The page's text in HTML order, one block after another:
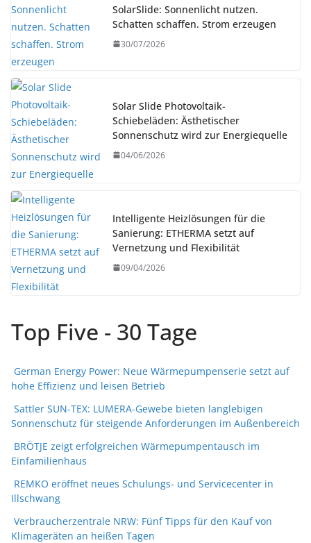
SolarSlide: Sonnenlicht nutzen.
Schatten schaffen. Strom erzeugen
30/07/2026
Solar Slide Photovoltaik-
Schiebeläden: Ästhetischer
Sonnenschutz wird zur Energiequelle
04/06/2026
Intelligente Heizlösungen für die
Sanierung: ETHERMA setzt auf
Vernetzung und Flexibilität
09/04/2026
Top Five - 30 Tage
German Energy Power: Neue Wärmepumpenserie setzt auf
hohe Effizienz und leisen Betrieb
Sattler SUN-TEX: LUMERA-Gewebe bieten langlebigen
Sonnenschutz für steigende Anforderungen im Außenbereich
BRÖTJE zeigt erfolgreichen Wärmepumpentausch im
Einfamilienhaus
REMKO eröffnet neues Schulungs- und Servicecenter in
Illschwang
Verbraucherzentrale NRW: Fünf Tipps für den Kauf von
Klimageräten an heißen Tagen